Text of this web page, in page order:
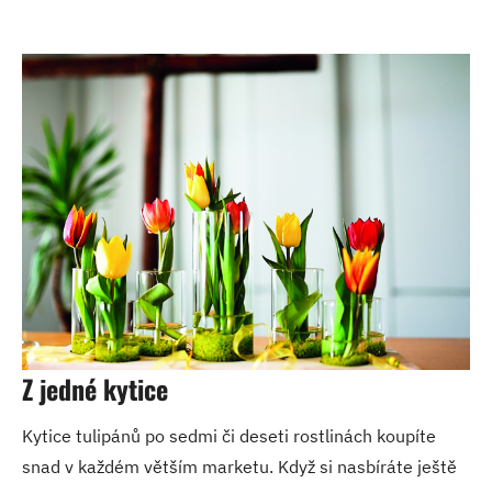
Z jedné kytice
Kytice tulipánů po sedmi či deseti rostlinách koupíte
snad v každém větším marketu. Když si nasbíráte ještě